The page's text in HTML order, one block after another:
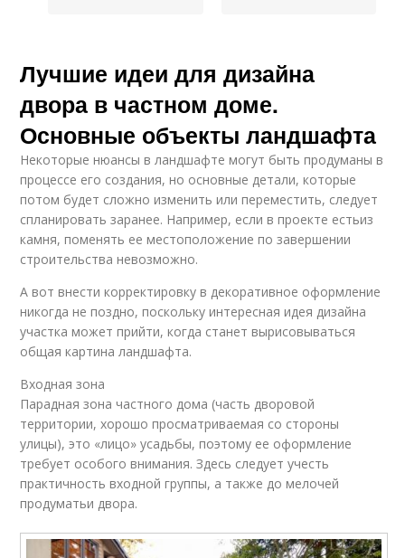
Лучшие идеи для дизайна
двора в частном доме.
Основные объекты ландшафта
Некоторые нюансы в ландшафте могут быть продуманы в
процессе его создания, но основные детали, которые
потом будет сложно изменить или переместить, следует
спланировать заранее. Например, если в проекте естьиз
камня, поменять ее местоположение по завершении
строительства невозможно.
А вот внести корректировку в декоративное оформление
никогда не поздно, поскольку интересная идея дизайна
участка может прийти, когда станет вырисовываться
общая картина ландшафта.
Входная зона
Парадная зона частного дома (часть дворовой
территории, хорошо просматриваемая со стороны
улицы), это «лицо» усадьбы, поэтому ее оформление
требует особого внимания. Здесь следует учесть
практичность входной группы, а также до мелочей
продуматьи двора.